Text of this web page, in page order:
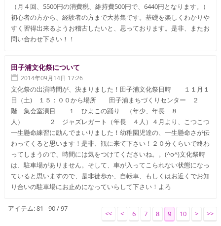
（月４回、5500円の消費税、維持費500円で、6440円となります。）
初心者の方から、経験者の方まで大募集です。基礎を楽しくわかりや
すく習得出来るようお稽古したいと、思っております。是非、またお
問い合わせ下さい！！
田子浦文化祭について
2014年09月14日 17:26
文化祭の出演時間が、決まりました！田子浦文化祭日時 １１月１
日（土) １５：００から場所 田子浦まちづくりセンター ２
階 集会室演目 １ ひよこの踊り （年少、年長 ８
人） ２ ジャズレガート（年長 ４人）４月より、こつこつ
一生懸命練習に励んでまいりました！幼稚園児達の、一生懸命さが伝
わってくると思います！是非、観に来て下さい！２０分くらいで終わ
ってしまうので、時間には気をつけてくださいね。。(^o^)文化祭時
は、駐車場がありません。そして、車が入ってこられない状態になっ
ていると思いますので、是非徒歩か、自転車、もしくはお近くでお知
り合いの駐車場にお止めになっていらして下さい！よろ
アイテム: 81 - 90 / 97
<< < 6 7 8 9 10 > >>